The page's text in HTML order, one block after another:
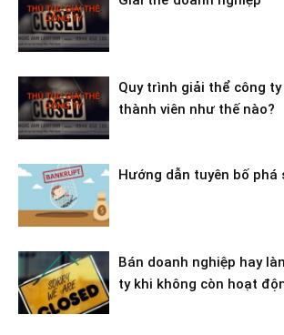
Quy trình giải thể công
thành viên như thế nào?
Hướng dẫn tuyên bố phá
Bán doanh nghiệp hay
ty khi không còn hoạt